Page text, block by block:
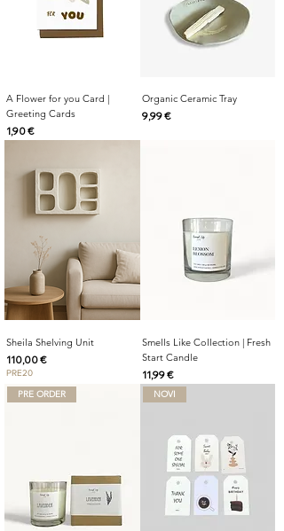
A Flower for you Card |
Greeting Cards
Cijena
1,90 €
Organic Ceramic Tray
Cijena
9,99 €
Sheila Shelving Unit
Cijena
110,00 €
PRE20
Smells Like Collection | Fresh
Start Candle
Cijena
11,99 €
PRE ORDER NOVI